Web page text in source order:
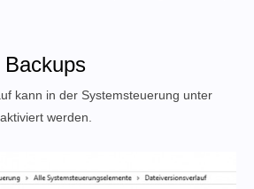
Backups
kann in der Systemsteuerung unter
werden.